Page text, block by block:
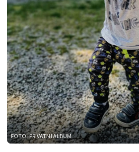
FOTO: PRIVATNI ALBUM